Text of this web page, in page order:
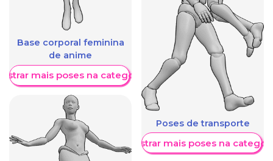
Base corporal feminina
de anime
mais poses na categoria
Poses de transporte
Mostrar mais poses na